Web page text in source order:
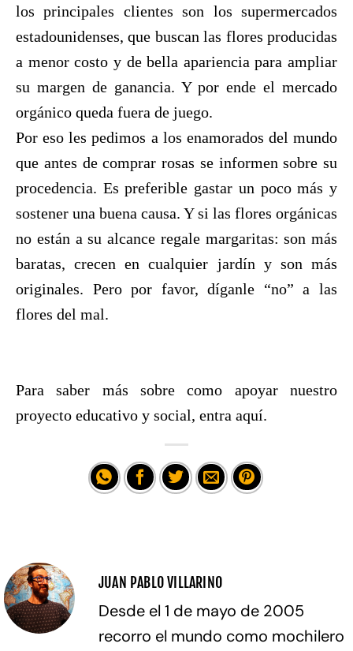
los principales clientes son los supermercados
estadounidenses, que buscan las flores producidas
a menor costo y de bella apariencia para ampliar
su margen de ganancia. Y por ende el mercado
orgánico queda fuera de juego.
Por eso les pedimos a los enamorados del mundo
que antes de comprar rosas se informen sobre su
procedencia. Es preferible gastar un poco más y
sostener una buena causa. Y si las flores orgánicas
no están a su alcance regale margaritas: son más
baratas, crecen en cualquier jardín y son más
originales. Pero por favor, díganle “no” a las
flores del mal.
Para saber más sobre como apoyar nuestro
proyecto educativo y social, entra aquí.
JUAN PABLO VILLARINO
Desde el 1 de mayo de 2005
recorro el mundo como mochilero